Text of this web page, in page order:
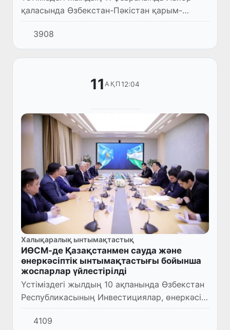
қаласында Өзбекстан-Пәкістан қарым-
қатынастарының тарихында тұңғыш рет
«Made in Uzbekistan» ұлттық өнімдері
көрмесі өз жұмысын бастады.
3908
11АҚП 12:04
Халықаралық ынтымақтастық
ИӨСМ-де Қазақстанмен сауда және
өнеркәсіптік ынтымақтастығы бойынша
жоспарлар үйлестірілді
Үстіміздегі жылдың 10 ақпанында Өзбекстан
Республикасының Инвестициялар, өнеркәсіп
және сауда министрі Лазиз Кудратов пен
Қазақстан Республикасының Өзбекстан
4109